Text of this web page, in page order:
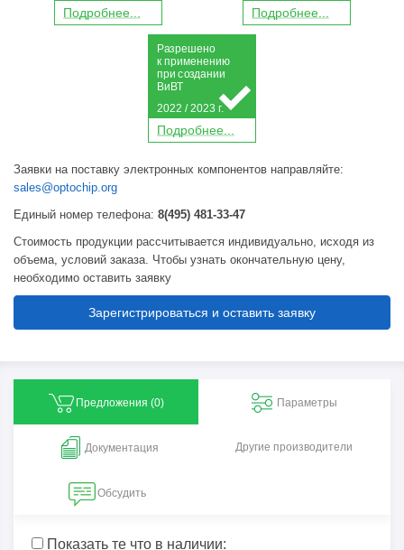
Подробнее... Подробнее...
Подробнее...
Разрешено
к применению
присоздании
Ви ВТ
2022 / 2023 г.
Заявки на поставку электронных компонентов направляйте:
sales@optochip.org
Единый номер телефона: 8(495) 481-33-47
Стоимость продукции рассчитывается индивидуально, исходя из
объема, условий заказа. Чтобы узнать окончательную цену,
необходимо оставить заявку
Зарегистрироваться и оставить заявку
Предложения (0) Параметры
Документация Другие производители
Обсудить
Показать те что в наличии: